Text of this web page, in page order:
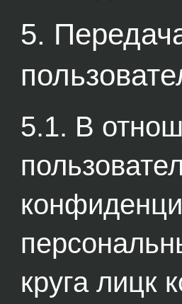
5.
5.1. В
круга лицк